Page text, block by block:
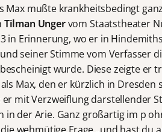
Max mußte krankheitsbedingt
Tilman Ungervom Staatstheater
in Erinnerung, wo er in
seiner Stimme vom Verfasser
wurde. Diese zeigte er
Max, den er kürzlich in Dresden
er mit Verzweiflung darstellender
in der Arie. Ganz großartig im p